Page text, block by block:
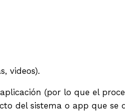
videos).
(por lo que el
del sistema o app que se